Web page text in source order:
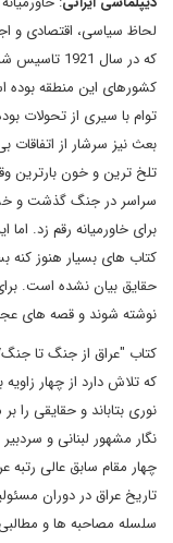
لحاظ سیاسی، اقتصادی و
که در سال
کشورهای این منطقه
توام با سیری از تحولات
بعث نیز سرشار از
تلخ ترین و خون بارترین
سراسر در جنگ گذشت و
برای خاورمیانه رقم زد. اما
کتاب های بسیار هنوز کنه
حقایق بیان نشده است.
نوشته شوند و قصه های
کتاب "عراق از جنگ تا
که تلاش دارد از چهار
نوری بتاباند و حقایقی را
نگار مشهور لبنانی و
چهار مقام سابق عالی
تاریخ عراق در دوران
سلسله مصاحبه ها و